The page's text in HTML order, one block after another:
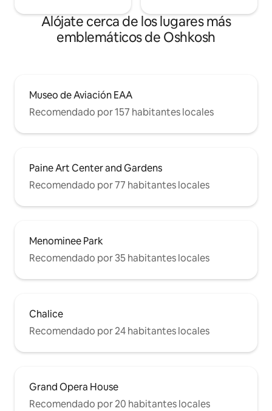
Alójate cerca de los lugares más
emblemáticos de Oshkosh
Museo de Aviación EAA
Recomendado por 157 habitantes locales
Paine Art Center and Gardens
Recomendado por 77 habitantes locales
Menominee Park
Recomendado por 35 habitantes locales
Chalice
Recomendado por 24 habitantes locales
Grand Opera House
Recomendado por 20 habitantes locales